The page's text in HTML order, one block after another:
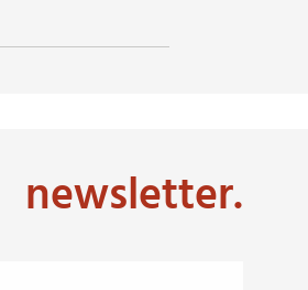
newsletter.